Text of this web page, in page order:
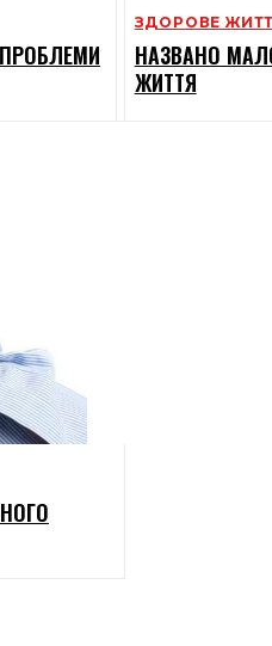
ЗДОРОВЕ
НАЗВАНО
ЖИТТЯ